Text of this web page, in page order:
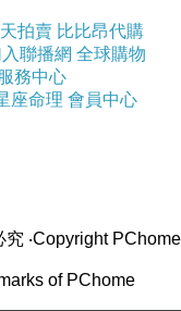
拍賣 比比昂代購
聯播網 全球購物
服務中心
座命理 會員中心
究 ‧Copyright PChome
of PChome